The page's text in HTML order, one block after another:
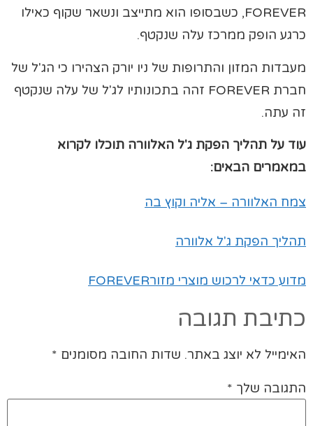
FOREVER, כשבסופו הוא מתייצב ונשאר שקוף כאילו
כרגע הופק ממרכז עלה שנקטף.
מעבדות המזון והתרופות של ניו יורק הצהירו כי הג'ל של
חברת FOREVER זהה בתכונותיו לג'ל של עלה שנקטף
זה עתה.
עוד על תהליך הפקת ג'ל האלוורה תוכלו לקרוא
במאמרים הבאים:
צמח האלוורה – אליה וקוץ בה
תהליך הפקת ג'ל אלוורה
מדוע כדאי לרכוש מוצרי מזורFOREVER
כתיבת תגובה
האימייל לא יוצג באתר. שדות החובה מסומנים *
התגובה שלך *